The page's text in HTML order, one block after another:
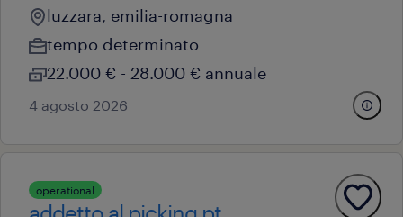
luzzara, emilia-romagna
tempo determinato
22.000 € - 28.000 € annuale
4 agosto 2026
operational